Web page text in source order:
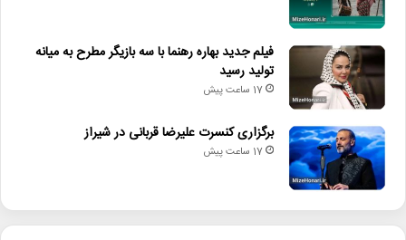
فیلم جدید بهاره رهنما با سه بازیگر مطرح به میانه
تولید رسید
17 ساعت پیش
برگزاری کنسرت علیرضا قربانی در شیراز
17 ساعت پیش